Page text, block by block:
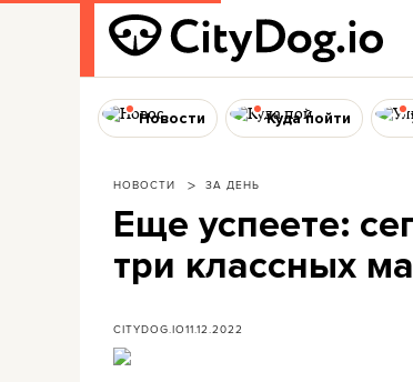
Новости Куда пойти
НОВОСТИ ЗА ДЕНЬ
Еще успеете:
три классных
CITYDOG.IO11.12.2022